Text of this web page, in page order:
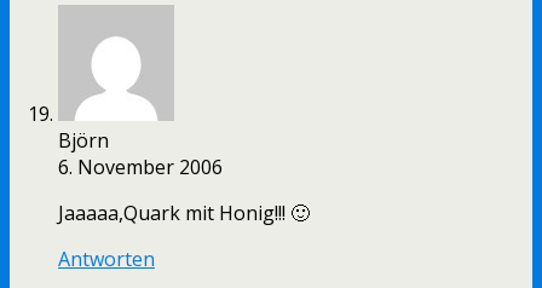
Björn
6. November 2006
Jaaaaa,Quark mit Honig!!! 🙂
Antworten